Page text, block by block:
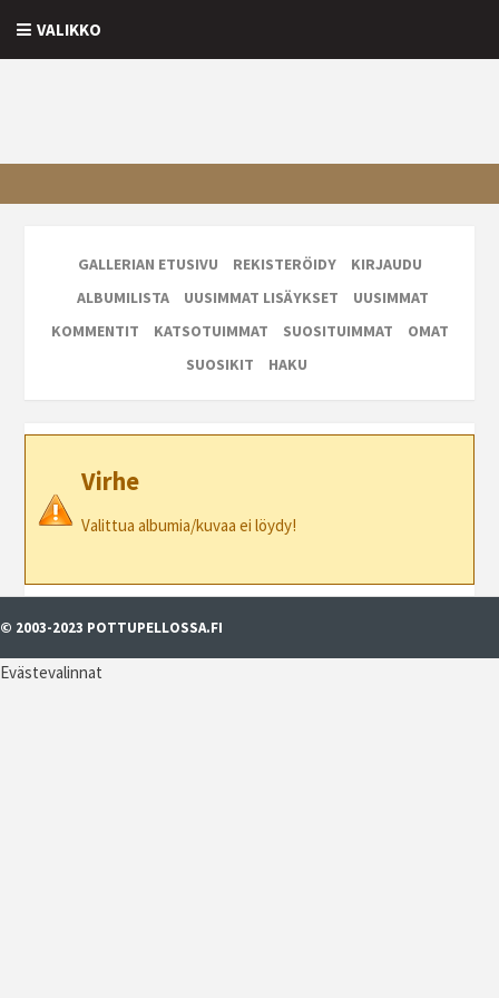
VALIKKO
GALLERIAN ETUSIVU REKISTERÖIDY
KIRJAUDU
ALBUMILISTA
UUSIMMAT LISÄYKSET
UUSIMMAT
KOMMENTIT
KATSOTUIMMAT SUOSITUIMMAT
OMAT
SUOSIKIT
HAKU
Virhe
Valittua albumia/kuvaa ei löydy!
© 2003-2023 POTTUPELLOSSA.FI
Evästevalinnat